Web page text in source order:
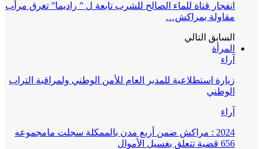
انفجار قناة للماء الصالح للشرب تابعة ل ” راديما” تغرق مرأب
مقاولة بمراكش…
السابق التالي
المرأة
آراء
زيارة استطلاعية للمدير العام للأمن الوطني ولمراقبة التراب
الوطني
آراء
2024 : مراكش ضمن أربع مدن بالممكلة سجلت مامجموعه
656 قضية تتعلق بغسيل الأموال